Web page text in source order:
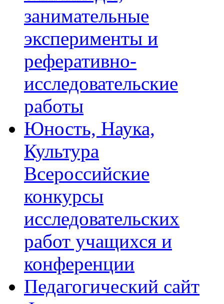
занимательные
эксперименты и
реферативно-
исследовательские
работы
Юность, Наука,
Культура
Всероссийские
конкурсы
исследовательских
работ учащихся и
конференции
Педагогический сайт